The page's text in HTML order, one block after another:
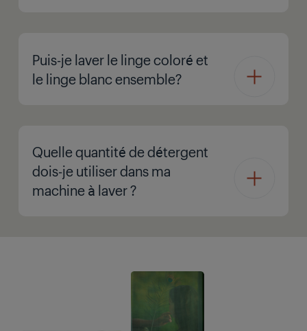
Puis-je laver le linge coloré et
le linge blanc ensemble?
Quelle quantité de détergent
dois-je utiliser dans ma
machine à laver ?